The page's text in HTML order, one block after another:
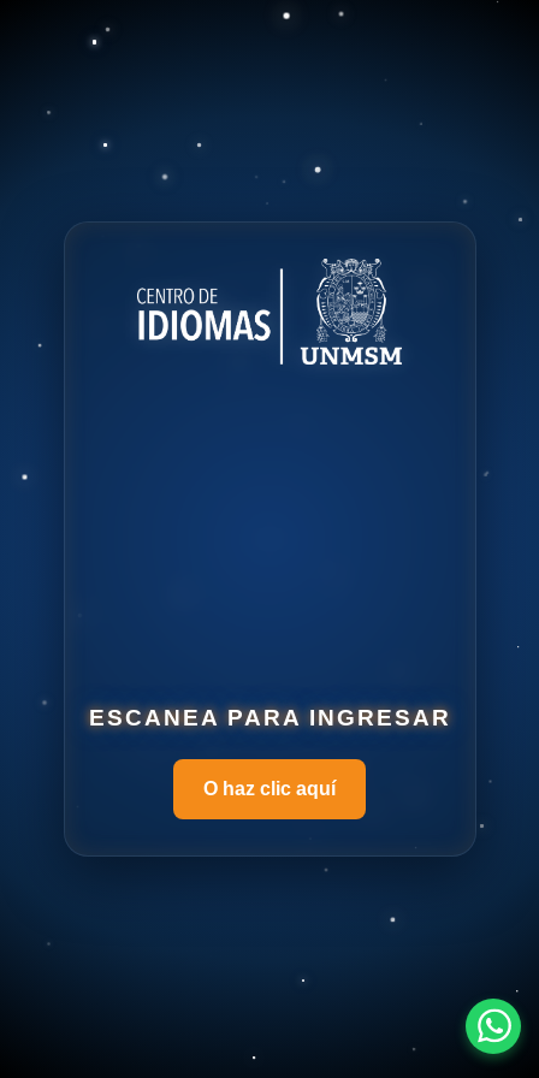
ESCANEA PARA INGRESAR
O haz clic aquí